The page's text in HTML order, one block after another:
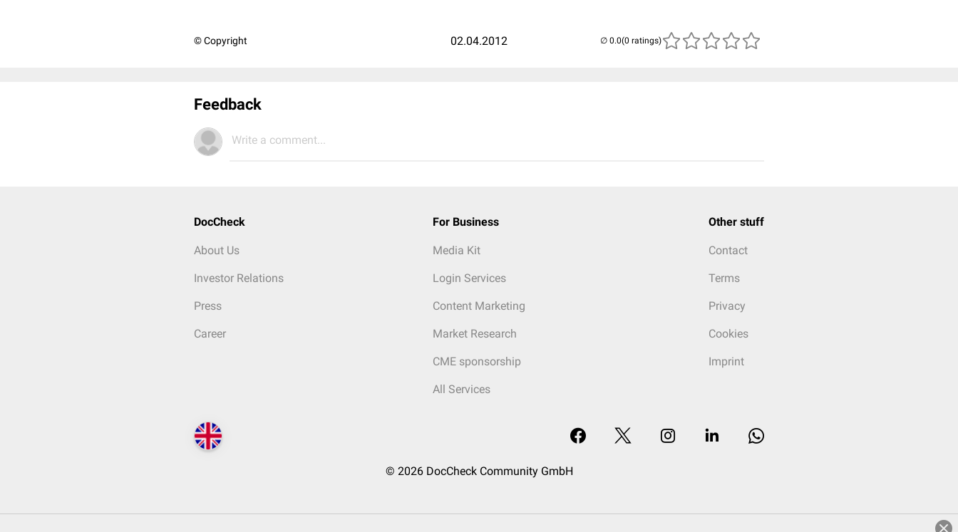
© Copyright 02.04.2012 (0 ratings)
Feedback
Write a comment...
DocCheck
About Us
Investor Relations
Press
Career
For Business
Media Kit
Login Services
Content Marketing
Market Research
CME sponsorship
All Services
Other stuff
Contact
Terms
Privacy
Cookies
Imprint
© 2026 DocCheck Community GmbH